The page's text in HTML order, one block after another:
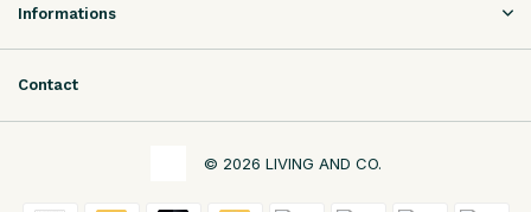
Informations
Contact
© 2026 LIVING AND CO.